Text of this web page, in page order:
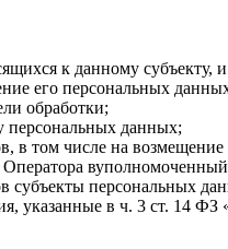
к данному
его персональных
обработки;
персональных данных;
в том числе на
субъекты персональных
указанные в ч. 3 ст. 14